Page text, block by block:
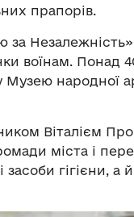
прапорів.
за
воїнам. Понад
народної
Віталієм
міста і
гігієни, а